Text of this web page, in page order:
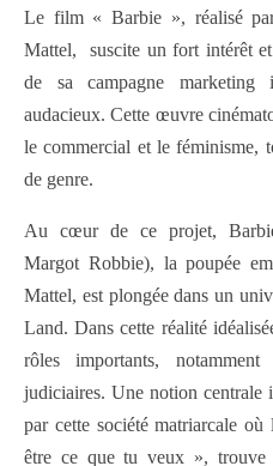
Le film « Barbie », réalisé
Mattel, suscite un fort intérêt et
de sa campagne
audacieux. Cette œuvre
le commercial et le féminisme,
de genre.
Au cœur de ce projet,
Margot Robbie), la poupée
Mattel, est plongée dans un
Land. Dans cette réalité
rôles importants,
judiciaires. Une notion
par cette société matriarcale
être ce que tu veux », trouve